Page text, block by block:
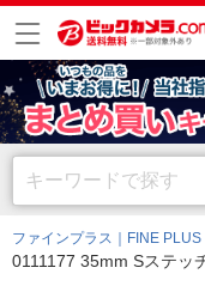
ファインプラス｜FINE PLUS
0111177 35mm Sステッ